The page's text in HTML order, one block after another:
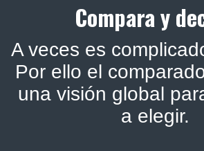
Compara y
A veces es
Por ello el
una visión global
a elegir.